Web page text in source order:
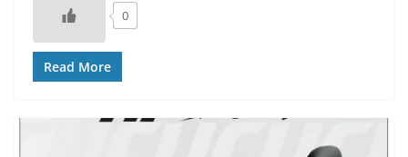
0
Read More